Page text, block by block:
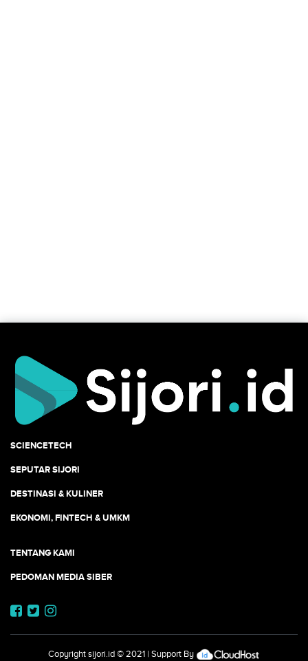
SCIENCETECH
SEPUTAR SIJORI
DESTINASI & KULINER
EKONOMI, FINTECH & UMKM
TENTANG KAMI
PEDOMAN MEDIA SIBER
Copyright sijori.id© 2021 | Support By